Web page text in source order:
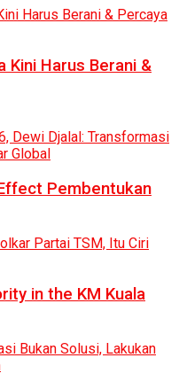
Kini Harus Berani &
Pembentukan
in the KM Kuala